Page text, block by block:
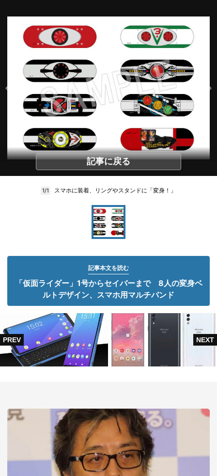
記事に戻る
1/1 スマホに装着、リングやスタンドに「変身！」
記事本文を読む
「仮面ライダー」1号からセイバーまで 8人の変身ベ
ルトデザイン、スマホ用マルチバンド